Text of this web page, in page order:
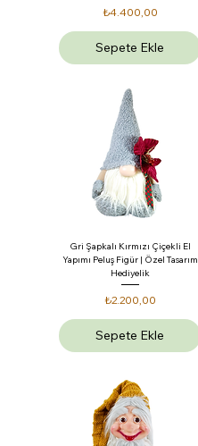
Fiyat
₺4.400,00
Sepete Ekle
Gri Şapkalı Kırmızı Çiçekli El
Yapımı Peluş Figür | Özel Tasarım
Hediyelik
Fiyat
₺2.200,00
Sepete Ekle